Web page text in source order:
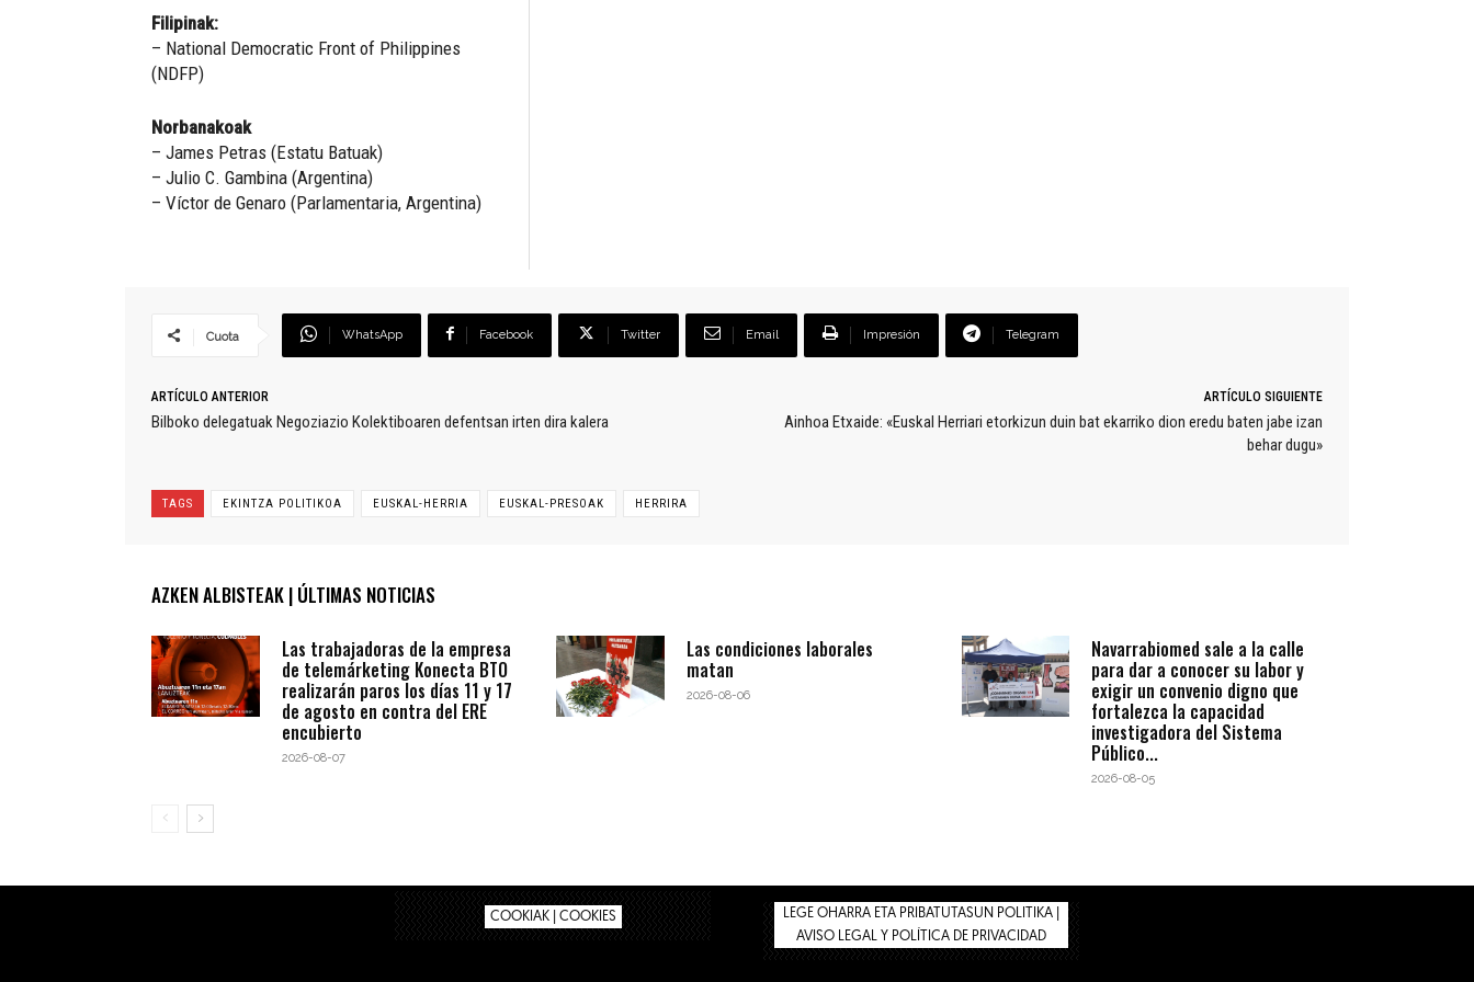
Filipinak:
– National Democratic Front of Philippines
(NDFP)
Norbanakoak
– James Petras (Estatu Batuak)
– Julio C. Gambina (Argentina)
– Víctor de Genaro (Parlamentaria, Argentina)
Cuota WhatsApp Facebook Twitter Email Impresión Telegram
ARTÍCULO ANTERIOR
Bilboko delegatuak Negoziazio Kolektiboaren defentsan irten dira kalera
ARTÍCULO SIGUIENTE
Ainhoa Etxaide: «Euskal Herriari etorkizun duin bat ekarriko dion eredu baten jabe izan
behar dugu»
TAGS EKINTZA POLITIKOA EUSKAL-HERRIA EUSKAL-PRESOAK HERRIRA
AZKEN ALBISTEAK | ÚLTIMAS NOTICIAS
Las trabajadoras de la empresa
de telemárketing Konecta BTO
realizarán paros los días 11 y 17
de agosto en contra del ERE
encubierto
2026-08-07
Las condiciones laborales
matan
2026-08-06
Navarrabiomed sale a la calle
para dar a conocer su labor y
exigir un convenio digno que
fortalezca la capacidad
investigadora del Sistema
Público...
2026-08-05
COOKIAK | COOKIES
LEGE OHARRA ETA PRIBATUTASUN POLITIKA |
AVISO LEGAL Y POLÍTICA DE PRIVACIDAD